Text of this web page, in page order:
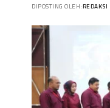
DIPOSTING OLEH:REDAKSI